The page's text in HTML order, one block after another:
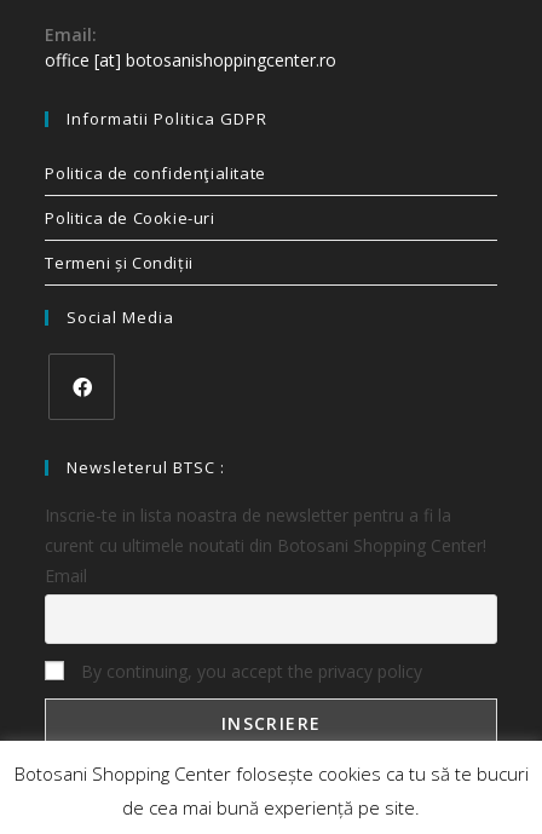
Email:
office [at] botosanishoppingcenter.ro
Informatii Politica GDPR
Politica de confidenţialitate
Politica de Cookie-uri
Termeni și Condiții
Social Media
Newsleterul BTSC :
Inscrie-te in lista noastra de newsletter pentru a fi la
curent cu ultimele noutati din Botosani Shopping Center!
Email
By continuing, you accept the privacy policy
Botosani Shopping Center folosește cookies ca tu să te bucuri
de cea mai bună experiență pe site.